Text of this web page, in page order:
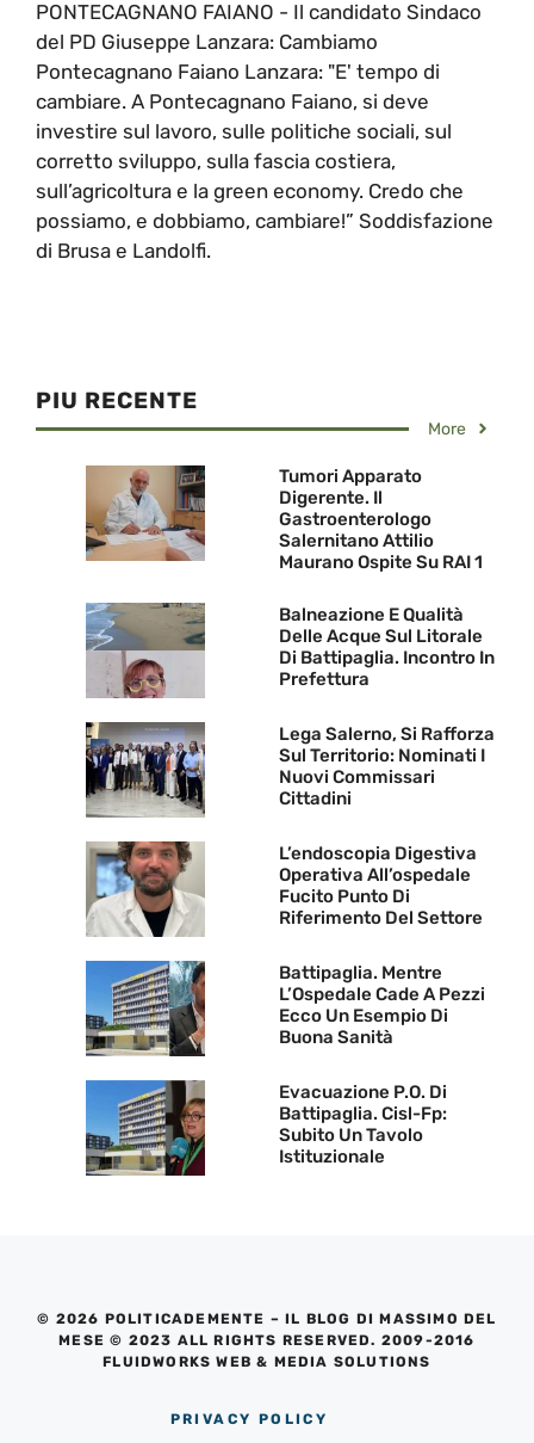
PONTECAGNANO FAIANO - Il candidato Sindaco
del PD Giuseppe Lanzara: Cambiamo
Pontecagnano Faiano Lanzara: "E' tempo di
cambiare. A Pontecagnano Faiano, si deve
investire sul lavoro, sulle politiche sociali, sul
corretto sviluppo, sulla fascia costiera,
sull’agricoltura e la green economy. Credo che
possiamo, e dobbiamo, cambiare!” Soddisfazione
di Brusa e Landolfi.
PIU RECENTE
More
Tumori Apparato
Digerente. Il
Gastroenterologo
Salernitano Attilio
Maurano Ospite Su RAI 1
Balneazione E Qualità
Delle Acque Sul Litorale
Di Battipaglia. Incontro In
Prefettura
Lega Salerno, Si Rafforza
Sul Territorio: Nominati I
Nuovi Commissari
Cittadini
L’endoscopia Digestiva
Operativa All’ospedale
Fucito Punto Di
Riferimento Del Settore
Battipaglia. Mentre
L’Ospedale Cade A Pezzi
Ecco Un Esempio Di
Buona Sanità
Evacuazione P.O. Di
Battipaglia. Cisl-Fp:
Subito Un Tavolo
Istituzionale
© 2026 POLITICADEMENTE – IL BLOG DI MASSIMO DEL
MESE © 2023 ALL RIGHTS RESERVED. 2009-2016
FLUIDWORKS WEB & MEDIA SOLUTIONS
PRIVACY POLICY